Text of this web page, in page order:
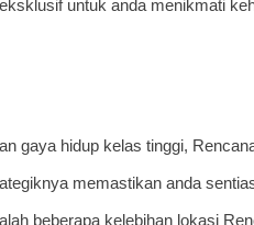
untuk anda menikmati
gaya hidup kelas tinggi,
memastikan anda
beberapa kelebihan lokasi